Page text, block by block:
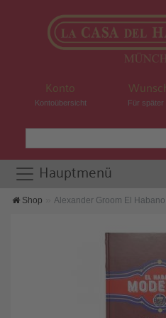
Konto
Kontoübersicht Für später
Hauptmenü
Shop Alexander Groom El